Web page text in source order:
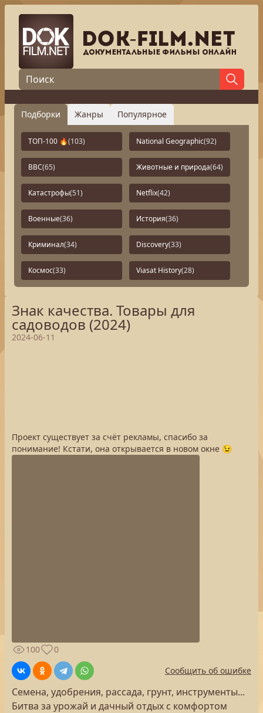
Подборки Жанры Популярное
ТОП-100 🔥(103) National Geographic(92)
BBC(65) Животные и природа(64)
Катастрофы(51) Netflix(42)
Военные(36) История(36)
Криминал(34) Discovery(33)
Космос(33) Viasat History(28)
Знак качества. Товары для
садоводов (2024)
2024-06-11
Проект существует за счёт рекламы, спасибо за
понимание! Кстати, она открывается в новом окне 😉
100
0
Сообщить об ошибке
Семена, удобрения, рассада, грунт, инструменты...
Битва за урожай и дачный отдых с комфортом